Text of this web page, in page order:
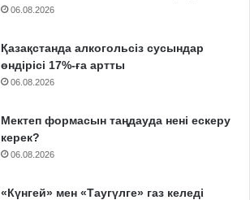
06.08.2026
Қазақстанда алкогольсіз сусындар
өндірісі 17%-ға артты
06.08.2026
Мектеп формасын таңдауда нені ескеру
керек?
06.08.2026
«Күнгей» мен «Таугүлге» газ келеді